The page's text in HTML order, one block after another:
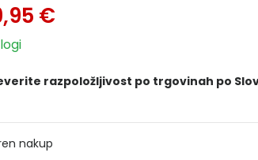
€
razpoložljivost po trgovinah po
nakup